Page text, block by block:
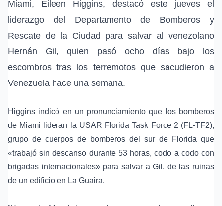
Miami, Eileen Higgins, destacó este jueves el
liderazgo del Departamento de Bomberos y
Rescate de la Ciudad para salvar al venezolano
Hernán Gil, quien pasó ocho días bajo los
escombros tras los terremotos que sacudieron a
Venezuela hace una semana.
Higgins indicó en un pronunciamiento que los bomberos
de Miami lideran la USAR Florida Task Force 2 (FL-TF2),
grupo de cuerpos de bomberos del sur de Florida que
«trabajó sin descanso durante 53 horas, codo a codo con
brigadas internacionales» para salvar a Gil, de las ruinas
de un edificio en La Guaira.